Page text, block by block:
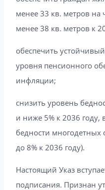
менее 33 кв. метров на
менее 38 кв. метров к
обеспечить
уровня пенсионного
инфляции;
снизить уровень
и ниже 5% к 2036 году,
бедности многодетных
до 8% к 2036 году).
Настоящий Указ
подписания. Признан